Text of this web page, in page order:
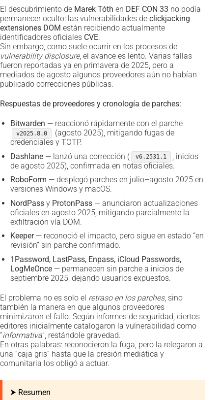
El descubrimiento de Marek Tóth en DEF CON 33 no podía
permanecer oculto: las vulnerabilidades de clickjacking
extensiones DOM están recibiendo actualmente
identificadores oficiales CVE.
Sin embargo, como suele ocurrir en los procesos de
vulnerability disclosure, el avance es lento. Varias fallas
fueron reportadas ya en primavera de 2025, pero a
mediados de agosto algunos proveedores aún no habían
publicado correcciones públicas.
Respuestas de proveedores y cronología de parches:
Bitwarden — reaccionó rápidamente con el parche
v2025.8.0
(agosto 2025), mitigando fugas de
credenciales y TOTP.
Dashlane— lanzó una corrección ( v6.2531.1
, inicios
de agosto 2025), confirmada en notas oficiales.
RoboForm — desplegó parches en julio–agosto 2025 en
versiones Windows y macOS.
NordPassy ProtonPass— anunciaron actualizaciones
oficiales en agosto 2025, mitigando parcialmente la
exfiltración vía DOM.
Keeper— reconoció el impacto, pero sigue en estado “en
revisión” sin parche confirmado.
1Password, LastPass, Enpass, iCloud Passwords,
LogMeOnce— permanecen sin parche a inicios de
septiembre 2025, dejando usuarios expuestos.
El problema no es solo el retraso en los parches, sino
también la manera en que algunos proveedores
minimizaron el fallo. Según informes de seguridad, ciertos
editores inicialmente catalogaron la vulnerabilidad como
“informativa”, restándole gravedad.
En otras palabras: reconocieron la fuga, pero la relegaron a
una “caja gris” hasta que la presión mediática y
comunitaria los obligó a actuar.
⮞ Resumen